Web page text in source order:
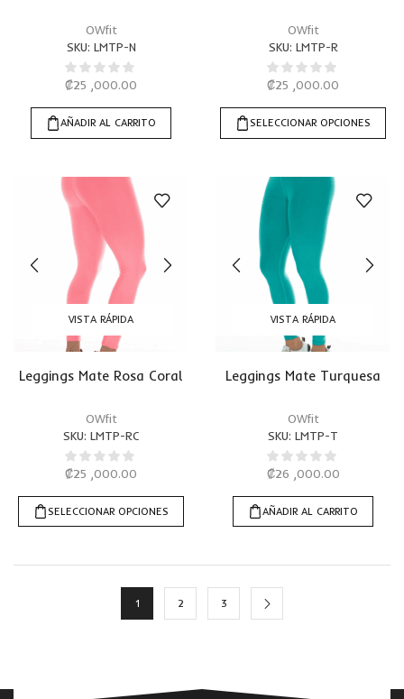
OWfit
SKU: LMTP-N
₡25 ,000.00
AÑADIR AL CARRITO
OWfit
SKU: LMTP-R
₡25 ,000.00
SELECCIONAR OPCIONES
VISTA RÁPIDA
Leggings Mate Rosa Coral
OWfit
SKU: LMTP-RC
₡25 ,000.00
SELECCIONAR OPCIONES
VISTA RÁPIDA
Leggings Mate Turquesa
OWfit
SKU: LMTP-T
₡26 ,000.00
AÑADIR AL CARRITO
1 2 3